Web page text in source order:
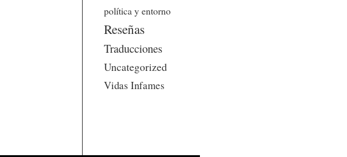
política y entorno
Reseñas
Traducciones
Uncategorized
Vidas Infames